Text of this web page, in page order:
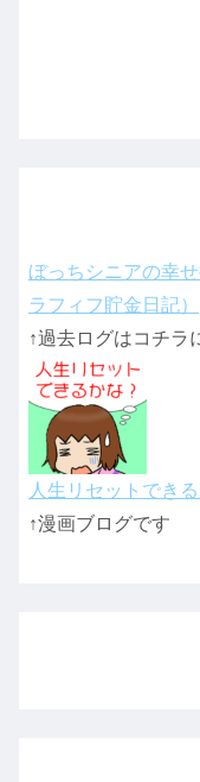
ぼっちシニアの幸
ラフィフ貯金日記）
↑過去ログはコチラ
人生リセットでき
↑漫画ブログです